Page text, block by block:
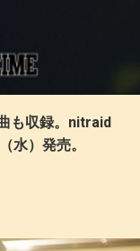
も収録。nitraid
水）発売。